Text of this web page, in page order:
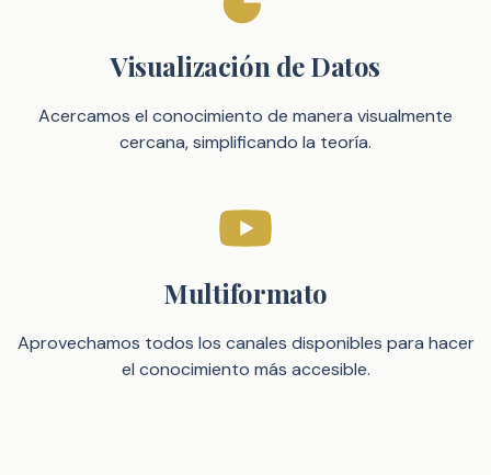
Visualización de Datos
Acercamos el conocimiento de manera visualmente
cercana, simplificando la teoría.
Multiformato
Aprovechamos todos los canales disponibles para hacer
el conocimiento más accesible.